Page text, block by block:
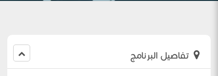
تفاصيل البرنامج